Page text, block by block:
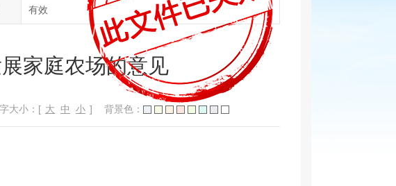
有效
家庭农场的意见
大小：[ 大 中 小 ] 背景色：